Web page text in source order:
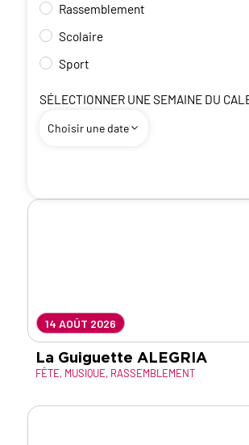
Rassemblement
Scolaire
Sport
SÉLECTIONNER UNE SEMAINE DU
Choisir une date
14 AOÛT 2026
La Guiguette ALEGRIA
FÊTE, MUSIQUE, RASSEMBLEMENT